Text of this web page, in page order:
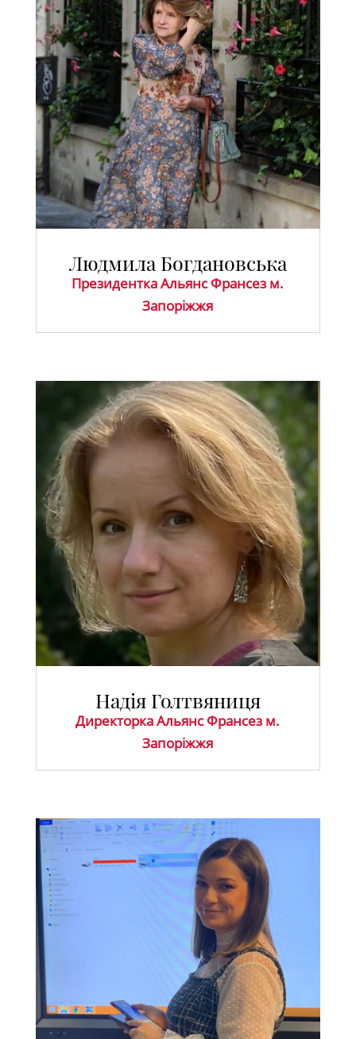
Людмила Богдановська
Президентка Альянс Франсез м.
Запоріжжя
Надія Голтвяниця
Директорка Альянс Франсез м.
Запоріжжя